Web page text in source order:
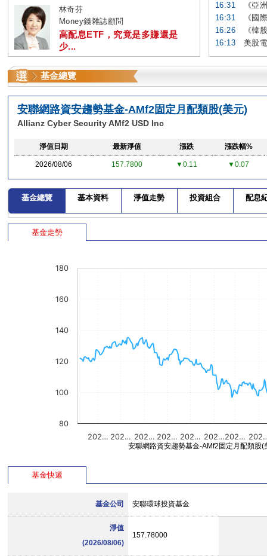
林奇芬
Money錢雜誌顧問
高配息ETF，究竟是多賺還是
少...
16:31
《亞
16:31
《國
16:26
《韓
16:13
美股
基金總覽
安聯網路資安趨勢基金-AMf2固定月配類股(美元)
Allianz Cyber Security AMf2 USD Inc
淨值日期 最新淨值 漲跌 漲跌幅%
2026/08/06 157.7800 ▼0.11 ▼0.07
基金總覽 基本資料 淨值走勢 投資組合 配息
基金走勢
202… 202… 202… 202… 202… 202…202…
80
100
120
140
160
180
安聯網路資安趨勢基金-AMf2固定月配類股(
基金快遞
基金公司 安聯環球投資基金
淨值
(2026/08/06)
157.78000